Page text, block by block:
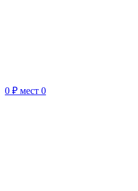
0 ₽ мест 0